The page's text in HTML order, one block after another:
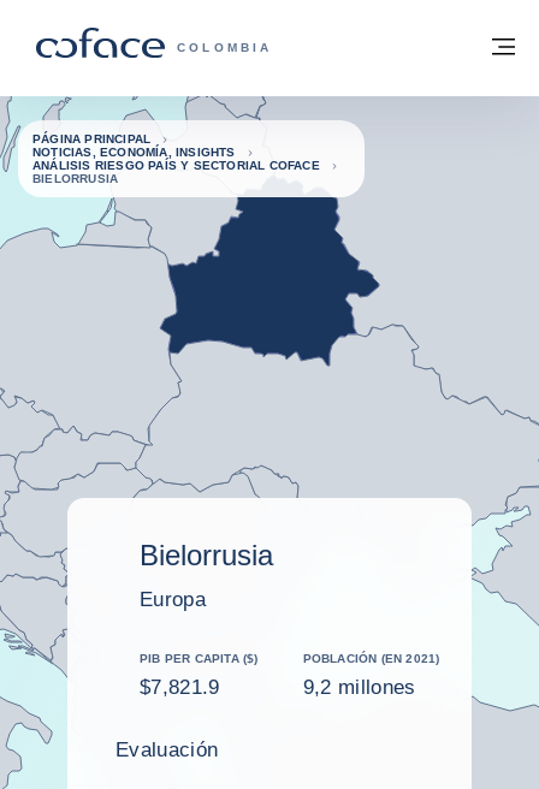
COFACE - FOR TRADE
COLOMBIA
Volver a la página principal
PÁGINA PRINCIPAL
NOTICIAS, ECONOMÍA, INSIGHTS
ANÁLISIS RIESGO PAÍS Y SECTORIAL COFACE
BIELORRUSIA
Bielorrusia
Europa
PIB PER CAPITA ($)
$7,821.9
POBLACIÓN (EN 2021)
9,2 millones
Evaluación